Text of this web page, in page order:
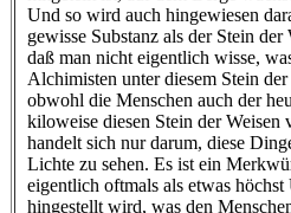
Und so wird auch hingewiesen
gewisse Substanz als der Stein der
daß man nicht eigentlich wisse,
Alchimisten unter diesem Stein der
obwohl die Menschen auch der
kiloweise diesen Stein der Weisen
handelt sich nur darum, diese
Lichte zu sehen. Es ist ein
eigentlich oftmals als etwas höchst
hingestellt wird, was den